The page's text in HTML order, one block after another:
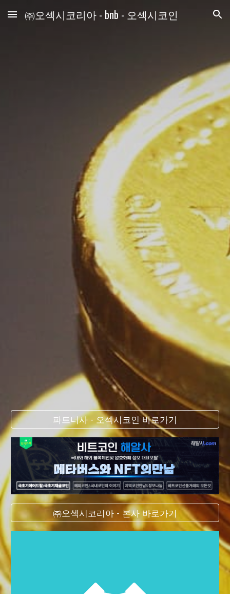
Skip to main content Skip to navigation
㈜오섹시코리아 - bnb - 오섹시코인
파트너사 - 오섹시코인 바로가기
㈜오섹시코리아 - 본사 바로가기